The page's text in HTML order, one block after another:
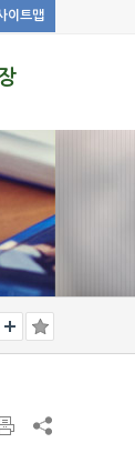
이트맵
문
줄